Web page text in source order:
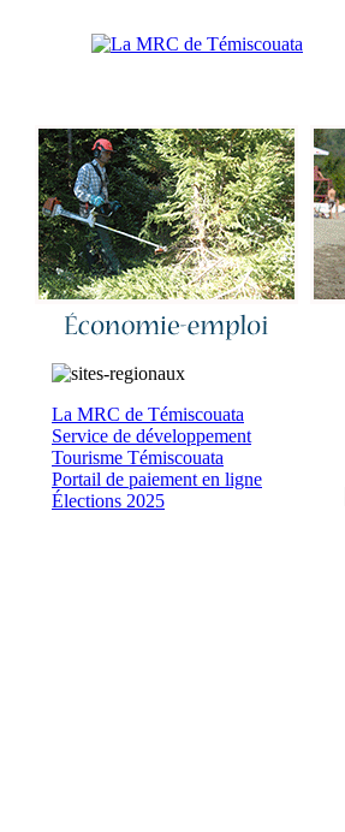
La MRC de Témiscouata
Service de développement
Tourisme Témiscouata
Portail de paiement en ligne
Élections 2025